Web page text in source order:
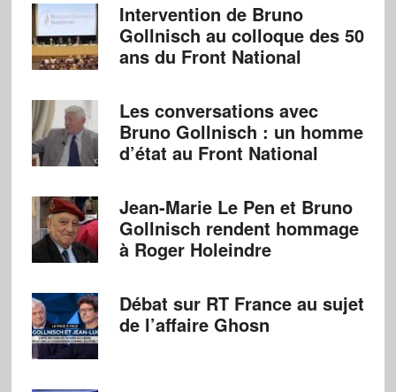
Intervention de Bruno
Gollnisch au colloque des 50
ans du Front National
Les conversations avec
Bruno Gollnisch : un homme
d’état au Front National
Jean-Marie Le Pen et Bruno
Gollnisch rendent hommage
à Roger Holeindre
Débat sur RT France au sujet
de l’affaire Ghosn